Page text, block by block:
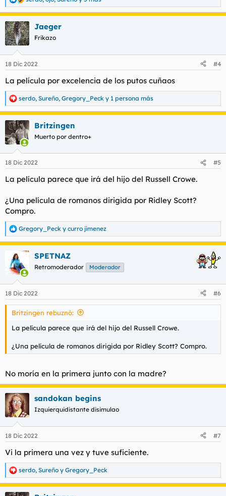
R
e
a
c
c
i
e
:
Jaeger
Frikazo
18 Dic 2022 #4
La película por excelencia de los putos cuñaos
R
e
a
c
c
i
e
:
serdo, Sureño, Gregory_Peck y 1 persona más
Britzingen
Muerto por dentro+
18 Dic 2022 #5
La película parece que irá del hijo del Russell Crowe.
¿Una película de romanos dirigida por Ridley Scott?
Compro.
R
e
a
c
i
e
s
Gregory_Peck y curro jimenez
SPETNAZ
Retromoderador Moderador
18 Dic 2022 #6
Britzingen rebuznó:
La película parece que irá del hijo del Russell Crowe.
¿Una película de romanos dirigida por Ridley Scott? Compro.
No moría en la primera junto con la madre?
sandokan begins
Izquierquidistante disimulao
18 Dic 2022 #7
Vi la primera una vez y tuve suficiente.
R
e
a
serdo, Sureño y Gregory_Peck